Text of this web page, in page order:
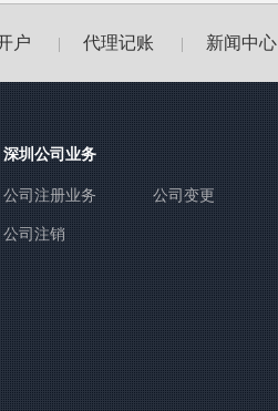
户 代理记账 新闻中心
深圳公司业务
公司注册业务 公司变更
公司注销